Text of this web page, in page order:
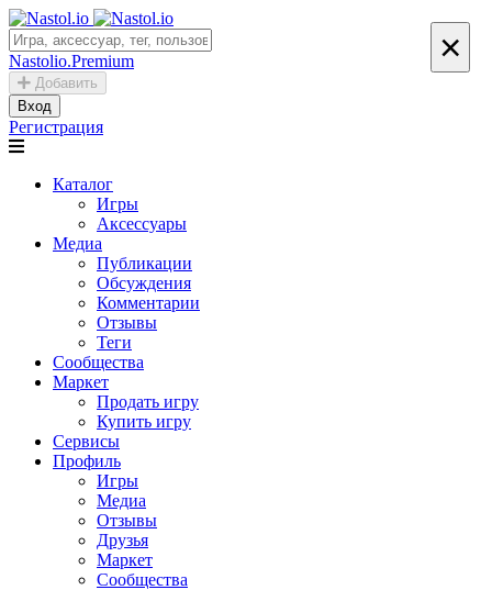
Nastolio.Premium
Добавить
Вход
Регистрация
Каталог
Игры
Аксессуары
Медиа
Публикации
Обсуждения
Комментарии
Отзывы
Теги
Сообщества
Маркет
Продать игру
Купить игру
Сервисы
Профиль
Игры
Медиа
Отзывы
Друзья
Маркет
Сообщества
×